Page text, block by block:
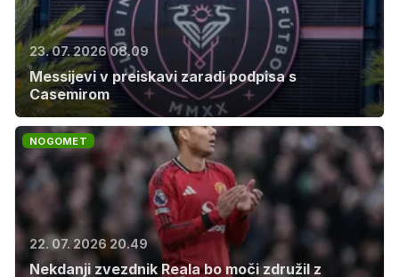
23. 07. 2026 08.09
Messijevi v preiskavi zaradi podpisa s
Casemirom
NOGOMET
22. 07. 2026 20.49
Nekdanji zvezdnik Reala bo moči združil z